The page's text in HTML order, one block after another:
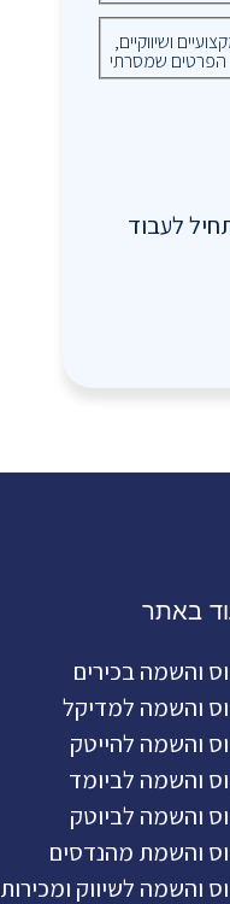
ושיווקיים,
שמסרתי
לעבוד
באתר
והשמה בכירים
והשמה למדיקל
והשמה להייטק
והשמה לביומד
והשמה לביוטק
והשמת מהנדסים
והשמה לשיווק ומכירות